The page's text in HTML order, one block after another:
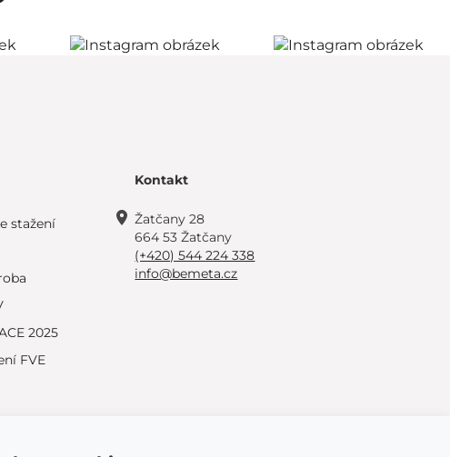
stažení
2025
FVE
Kontakt
Žatčany 28
664 53 Žatčany
(+420) 544 224 338
info@bemeta.cz